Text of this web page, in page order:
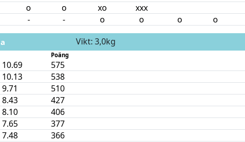
o o xo xxx
- - o o o o
Vikt: 3,0kg
Poäng
10.69
575
10.13
538
9.71
510
8.43
427
8.10
406
7.65
377
7.48 366